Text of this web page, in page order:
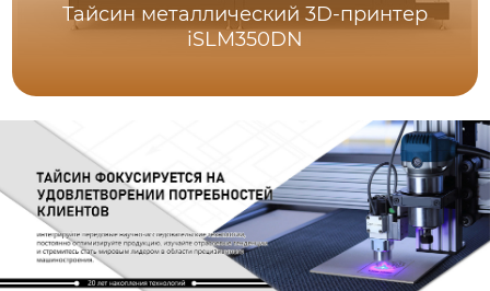
Тайсин металлический 3D-принтер
iSLM350DN